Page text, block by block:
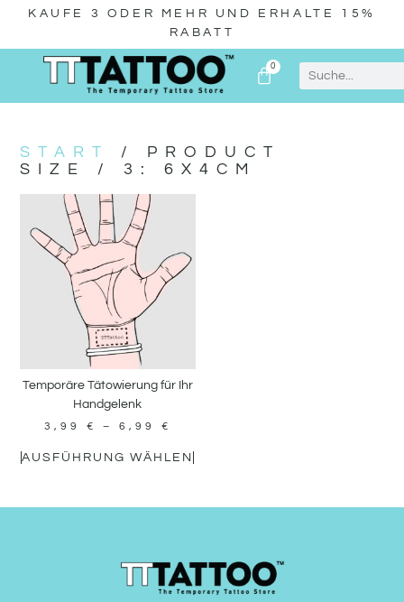
KAUFE 3 ODER MEHR UND ERHALTE 15%
RABATT
0
START
/ PRODUCT
SIZE / 3: 6X4CM
Temporäre Tätowierung für Ihr
Handgelenk
3,99 € – 6,99 €
AUSFÜHRUNG WÄHLEN